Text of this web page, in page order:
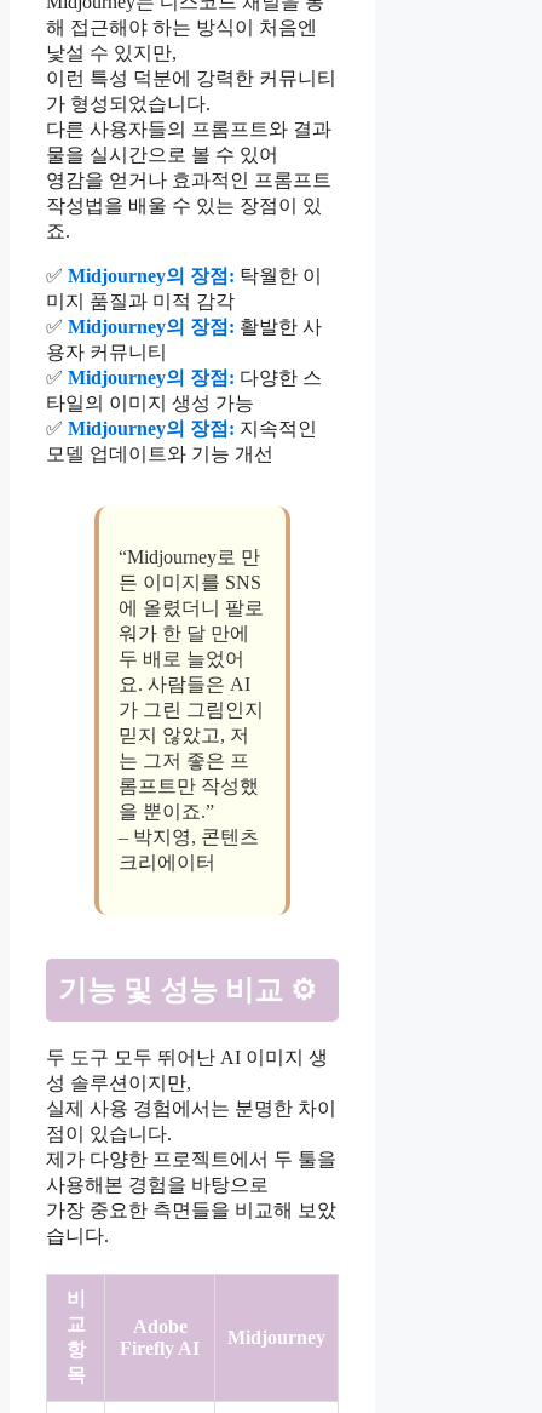
해 접근해야 하는 방식이 처음엔
낯설 수 있지만,
이런 특성 덕분에 강력한 커뮤니티
가 형성되었습니다.
다른 사용자들의 프롬프트와 결과
물을 실시간으로 볼 수 있어
영감을 얻거나 효과적인 프롬프트
작성법을 배울 수 있는 장점이 있
죠.
✅ Midjourney의 장점: 탁월한 이
미지 품질과 미적 감각
✅ Midjourney의 장점: 활발한 사
용자 커뮤니티
✅ Midjourney의 장점: 다양한 스
타일의 이미지 생성 가능
✅ Midjourney의 장점: 지속적인
모델 업데이트와 기능 개선
“Midjourney로 만
든 이미지를 SNS
에 올렸더니 팔로
워가 한 달 만에
두 배로 늘었어
요. 사람들은 AI
가 그린 그림인지
믿지 않았고, 저
는 그저 좋은 프
롬프트만 작성했
을 뿐이죠.”
– 박지영, 콘텐츠
크리에이터
기능 및 성능 비교 ⚙️
두 도구 모두 뛰어난 AI 이미지 생
성 솔루션이지만,
실제 사용 경험에서는 분명한 차이
점이 있습니다.
제가 다양한 프로젝트에서 두 툴을
사용해본 경험을 바탕으로
가장 중요한 측면들을 비교해 보았
습니다.
비
교
항
목
Adobe
Firefly AI
Midjourney